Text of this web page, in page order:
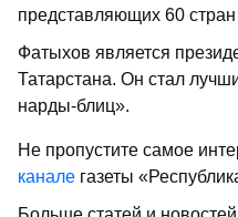
представляющих 60
Фатыхов является
Татарстана. Он стал
нарды-блиц».
Не пропустите самое
канале газеты